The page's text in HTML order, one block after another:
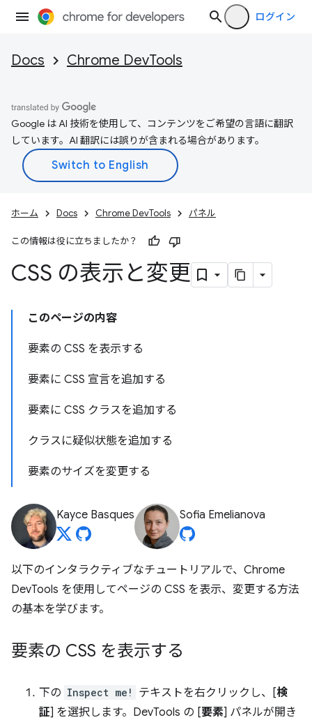
ログイン
Docs Chrome DevTools
Google は AI 技術を使用して、コンテンツをご希望の言語に翻訳
しています。AI 翻訳には誤りが含まれる場合があります。
ホーム Docs Chrome DevTools パネル
この情報は役に立ちましたか？
CSS の表示と変更
このページの内容
要素の CSS を表示する
要素に CSS 宣言を追加する
要素に CSS クラスを追加する
クラスに疑似状態を追加する
要素のサイズを変更する
Kayce Basques Sofia Emelianova
以下のインタラクティブなチュートリアルで、Chrome
DevTools を使用してページの CSS を表示、変更する方法
の基本を学びます。
要素の CSS を表示する
下の Inspect me! テキストを右クリックし、[検
証] を選択します。DevTools の [要素] パネルが開き